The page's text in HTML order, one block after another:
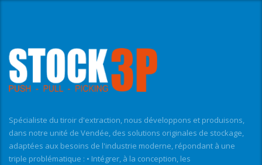
Spécialiste du tiroir d'extraction, nous développons et produisons,
dans notre unité de Vendée, des solutions originales de stockage,
adaptées aux besoins de l'industrie moderne, répondant à une
triple problématique : • Intégrer, à la conception, les